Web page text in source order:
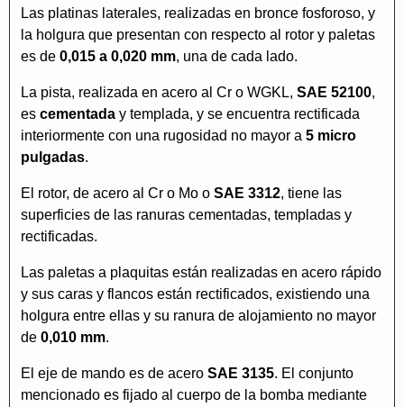
Las platinas laterales, realizadas en bronce fosforoso, y
la holgura que presentan con respecto al rotor y paletas
es de 0,015 a 0,020 mm, una de cada lado.
La pista, realizada en acero al Cr o WGKL, SAE 52100,
es cementada y templada, y se encuentra rectificada
interiormente con una rugosidad no mayor a 5 micro
pulgadas.
El rotor, de acero al Cr o Mo o SAE 3312, tiene las
superficies de las ranuras cementadas, templadas y
rectificadas.
Las paletas a plaquitas están realizadas en acero rápido
y sus caras y flancos están rectificados, existiendo una
holgura entre ellas y su ranura de alojamiento no mayor
de 0,010 mm.
El eje de mando es de acero SAE 3135. El conjunto
mencionado es fijado al cuerpo de la bomba mediante